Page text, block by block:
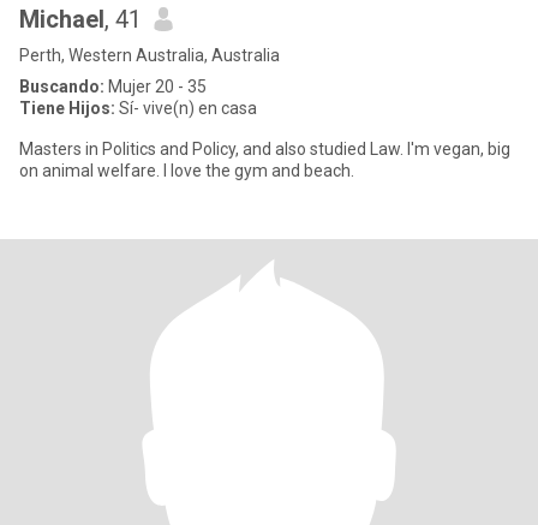
Michael, 41
Perth, Western Australia, Australia
Buscando: Mujer 20 - 35
Tiene Hijos: Sí- vive(n) en casa
Masters in Politics and Policy, and also studied Law. I'm vegan, big
on animal welfare. I love the gym and beach.